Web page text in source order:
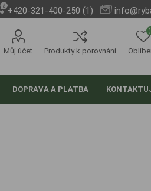
+420-321-400-250 (1)
Můj účet Produkty k porovnání
DOPRAVA A PLATBA